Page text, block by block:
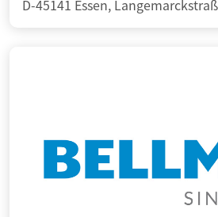
D-45141 Essen,